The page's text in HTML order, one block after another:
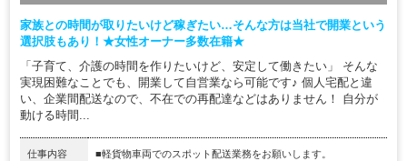
家族との時間が取りたいけど稼ぎたい…そんな方は当社で開業という
選択肢もあり！★女性オーナー多数在籍★
「子育て、介護の時間を作りたいけど、安定して働きたい」 そんな
実現困難なことでも、開業して自営業なら可能です♪ 個人宅配と違
い、企業間配送なので、不在での再配達などはありません！ 自分が
動ける時間...
仕事内容 ■軽貨物車両でのスポット配送業務をお願いします。